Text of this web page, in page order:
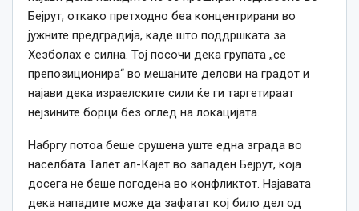
Бејрут, откако претходно беа концентрирани во
јужните предградија, каде што поддршката за
Хезболах е силна. Тој посочи дека групата „се
препозиционира“ во мешаните делови на градот и
најави дека израелските сили ќе ги таргетираат
нејзините борци без оглед на локацијата.
Набргу потоа беше срушена уште една зграда во
населбата Талет ал-Кајет во западен Бејрут, која
досега не беше погодена во конфликтот. Најавата
дека нападите може да зафатат кој било дел од